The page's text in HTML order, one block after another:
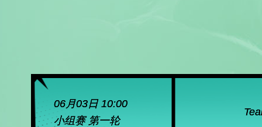
06月03日 10:00
小组赛 第一轮